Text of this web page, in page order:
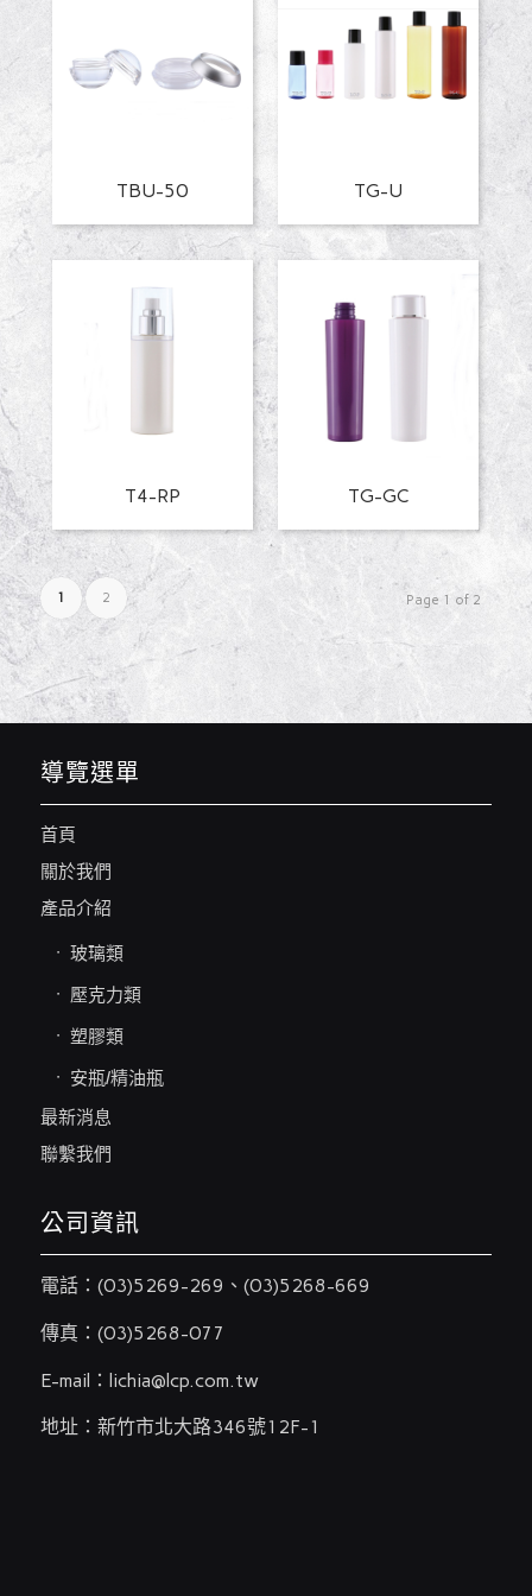
TBU-50 TG-U
T4-RP TG-GC
Page 1 of 2
1 2
導覽選單
首頁
關於我們
產品介紹
玻璃類
壓克力類
塑膠類
安瓶/精油瓶
最新消息
聯繫我們
公司資訊
電話： (03)5269-269 、 (03)5268-669
傳真：(03)5268-077
E-mail： lichia@lcp.com.tw
地址：新竹市北大路346號12F-1